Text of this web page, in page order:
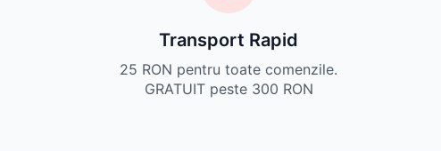
Transport Rapid
25 RON pentru toate comenzile.
GRATUIT peste 300 RON